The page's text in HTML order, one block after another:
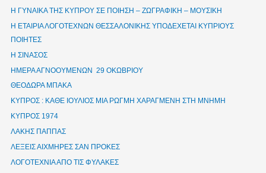
Η ΓΥΝΑΙΚΑ ΤΗΣ ΚΥΠΡΟΥ ΣΕ ΠΟΙΗΣΗ – ΖΩΓΡΑΦΙΚΗ – ΜΟΥΣΙΚΗ
Η ΕΤΑΙΡΙΑ ΛΟΓΟΤΕΧΝΩΝ ΘΕΣΣΑΛΟΝΙΚΗΣ ΥΠΟΔΕΧΕΤΑΙ ΚΥΠΡΙΟΥΣ
ΠΟΙΗΤΕΣ
Η ΣΙΝΑΣΟΣ
ΗΜΕΡΑ ΑΓΝΟΟΥΜΕΝΩΝ 29 ΟΚΩΒΡΙΟΥ
ΘΕΟΔΩΡΑ ΜΠΑΚΑ
ΚΥΠΡΟΣ : ΚΑΘΕ ΙΟΥΛΙΟΣ ΜΙΑ ΡΩΓΜΗ ΧΑΡΑΓΜΕΝΗ ΣΤΗ ΜΝΗΜΗ
ΚΥΠΡΟΣ 1974
ΛΑΚΗΣ ΠΑΠΠΑΣ
ΛΕΞΕΙΣ ΑΙΧΜΗΡΕΣ ΣΑΝ ΠΡΟΚΕΣ
ΛΟΓΟΤΕΧΝΙΑ ΑΠΟ ΤΙΣ ΦΥΛΑΚΕΣ